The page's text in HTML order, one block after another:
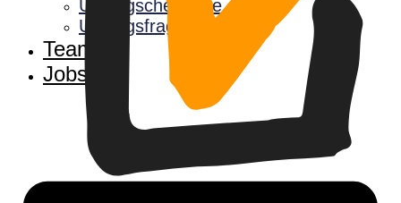
Umzugscheckliste
Umzugsfragen
Team
Jobs